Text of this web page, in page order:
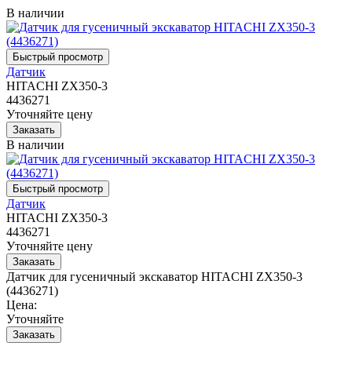
В наличии
Датчик
HITACHI ZX350-3
4436271
Уточняйте цену
В наличии
Датчик
HITACHI ZX350-3
4436271
Уточняйте цену
Датчик для гусеничный экскаватор HITACHI ZX350-3
(4436271)
Цена:
Уточняйте